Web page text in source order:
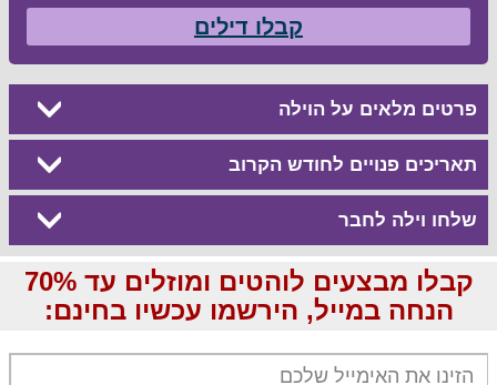
קבלו דילים
פרטים מלאים על הוילה
תאריכים פנויים לחודש הקרוב
שלחו וילה לחבר
קבלו מבצעים לוהטים ומוזלים עד 70%
הנחה במייל, הירשמו עכשיו בחינם: